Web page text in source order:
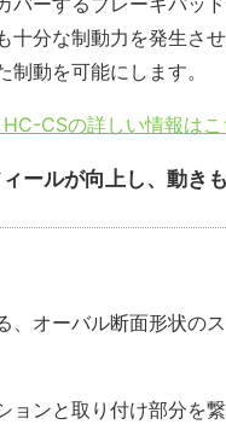
十分な制動力を発生さ
制動を可能にします。
CSの詳しい情報はこ
ールが向上し、動き
、オーバル断面形状の
ョンと取り付け部分を